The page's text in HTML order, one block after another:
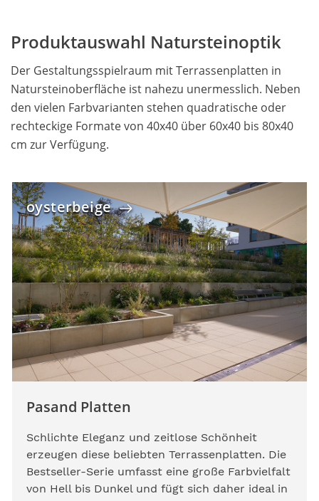
Produktauswahl Natursteinoptik
Der Gestaltungsspielraum mit Terrassenplatten in
Natursteinoberfläche ist nahezu unermesslich. Neben
den vielen Farbvarianten stehen quadratische oder
rechteckige Formate von 40x40 über 60x40 bis 80x40
cm zur Verfügung.
oysterbeige
Pasand Platten
Schlichte Eleganz und zeitlose Schönheit
erzeugen diese beliebten Terrassenplatten. Die
Bestseller-Serie umfasst eine große Farbvielfalt
von Hell bis Dunkel und fügt sich daher ideal in